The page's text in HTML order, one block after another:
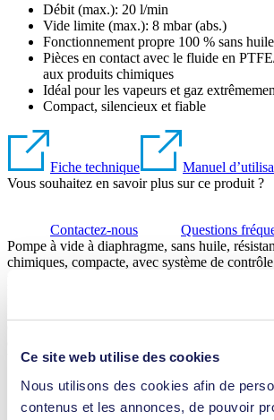
Ce site web utilise des cookies
Nous utilisons des cookies afin de
contenus et les annonces, de pouvoir
Débit (max.): 20 l/min
Vide limite (max.): 8 mbar (abs.)
Fonctionnement propre 100 % sans huile
Pièces en contact avec le fluide en
aux produits chimiques
Idéal pour les vapeurs et gaz
Compact, silencieux et fiable
Fiche technique
Manuel
Vous souhaitez en savoir plus sur ce produit ?
Contactez-nous
Questions
Pompe à vide à diaphragme, sans huile,
chimiques, compacte, avec système de
Elle est équipée de têtes PTFE / TFM, de
PTFE, et de vannes FFPM. Convient pour une
Vous souhaitez en savoir plus sur ce produit ?
Contactez-nous Questions